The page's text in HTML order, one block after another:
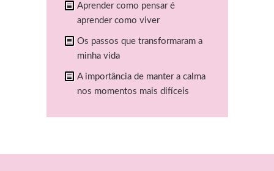
Aprender como pensar é
aprender como viver
Os passos que transformaram a
minha vida
A importância de manter a calma
nos momentos mais difíceis